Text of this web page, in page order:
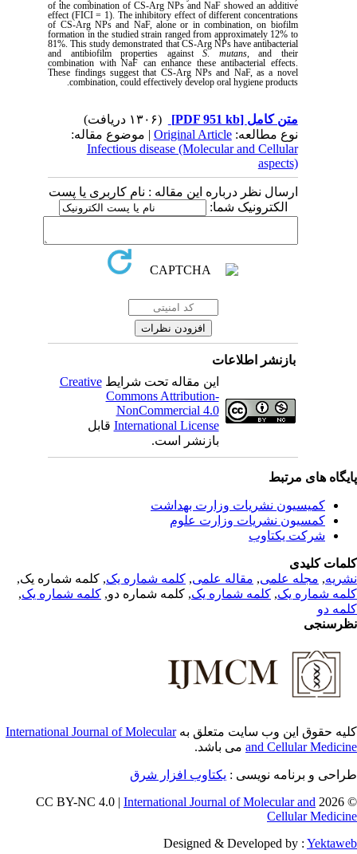
of the combination of CS-Arg NPs and NaF showed an additive
effect (FICI = 1). The inhibitory effect of different concentrations
of CS-Arg NPs and NaF, alone or in combination, on biofilm
formation in the studied strain ranged from approximately 12% to
81%. This study demonstrated that CS-Arg NPs have antibacterial
and antibiofilm properties against
.mutans
, and their
combination with NaF can enhance these antibacterial effects.
These findings suggest that CS-Arg NPs and NaF, as a novel
combination, could effectively develop oral hygiene products.
متن کامل[PDF 951 kb]
نوع مطالعه:Original Article| موضوع مقاله:
Infectious disease (Molecular and Cellular
aspects)
ارسال نظر درباره این مقاله : نام کاربری یا پست
الکترونیک شما:
بازنشر اطلاعات
این مقاله تحت شرایطCreative
Commons Attribution-
NonCommercial 4.0
International Licenseقابل
بازنشر است.
های مرتبط
کمیسیون نشریات وزارت بهداشت
کمسیون نشریات وزارت علوم
شرکت یکتاوب
کلیدی
,مجله علمی, مقاله علمی, کلمه شماره یک, کلمه شماره یک,
شماره یک,کلمه شماره یک, کلمه شماره دو,کلمه شماره یک,
دو
حقوق این وب سایت متعلق بهInternational Journal of Molecular
and Cellularمی باشد.
و برنامه نویسی : یکتاوب افزار شرق
©
International Journal of Molecular and
Cellular
Designed & Developed by :